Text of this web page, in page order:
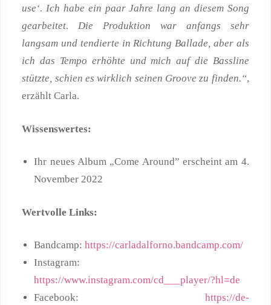
use‘. Ich habe ein paar Jahre lang an diesem Song
gearbeitet. Die Produktion war anfangs sehr
langsam und tendierte in Richtung Ballade, aber als
ich das Tempo erhöhte und mich auf die Bassline
stützte, schien es wirklich seinen Groove zu finden.“,
erzählt Carla.
Wissenswertes:
Ihr neues Album „Come Around” erscheint am 4.
November 2022
Wertvolle Links:
Bandcamp:https://carladalforno.bandcamp.com/
Instagram:
https://www.instagram.com/cd___player/?hl=de
Facebook: https://de-